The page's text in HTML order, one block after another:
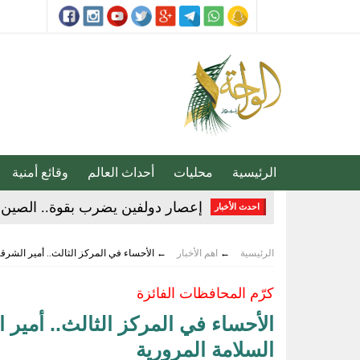
الرئيسية محليات أحداث العالم وقائع أمنية
احدث الأخبار 20 دقيقة تغيّر حياتك.. الخضيري يوجّه نصائح مهمة للوقاية وتحسين نمط الحياة
تقنية جديدة تقلل دهون البطاطس
توقيع «اتفاقية مكة للدفاع
الرئيسية ← اهم الأخبار ← الأحساء في المركز الثالث.. أمير
كرّم المحافظات الفائزة
الأحساء في المركز الثالث..
السلامة المرورية